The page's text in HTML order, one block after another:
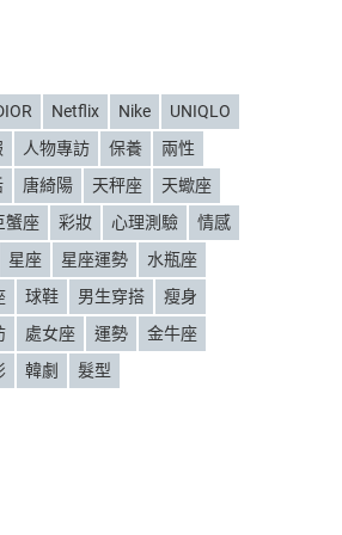
Netflix Nike
UNIQLO
人物專訪 保養
兩性
唐綺陽 天秤座
天蠍座
蟹座 彩妝 心理測驗
情感
星座 星座運勢
水瓶座
球鞋 男生穿搭
瘦身
處女座 運勢
金牛座
韓劇 髮型